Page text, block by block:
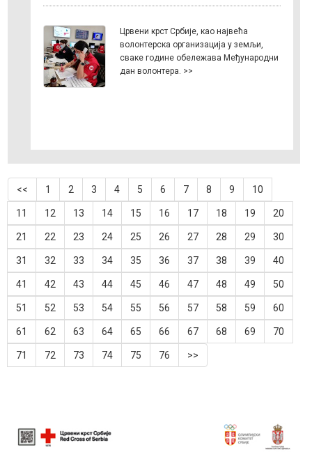
Црвени крст Србије, као највећа
волонтерска организација у земљи,
сваке године обележава Међународни
дан волонтера. >>
<< 1 2 3 4 5 6 7 8 9 10
11 12 13 14 15 16 17 18 19 20
21 22 23 24 25 26 27 28 29 30
31 32 33 34 35 36 37 38 39 40
41 42 43 44 45 46 47 48 49 50
51 52 53 54 55 56 57 58 59 60
61 62 63 64 65 66 67 68 69 70
71 72 73 74 75 76 >>